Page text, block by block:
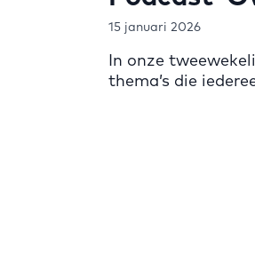
15 januari 2026
In onze
thema’s die